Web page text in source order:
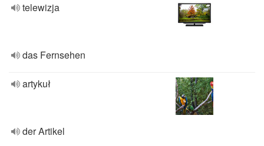
telewizja
das Fernsehen
artykuł
der Artikel